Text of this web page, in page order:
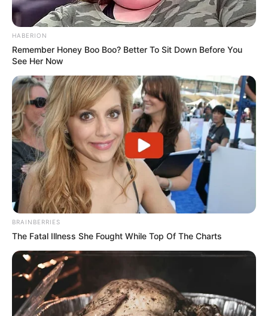
HABERION
Remember Honey Boo Boo? Better To Sit Down Before You
See Her Now
BRAINBERRIES
The Fatal Illness She Fought While Top Of The Charts